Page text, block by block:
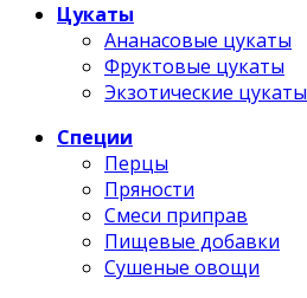
Цукаты
Ананасовые цукаты
Фруктовые цукаты
Экзотические цукаты
Специи
Перцы
Пряности
Смеси приправ
Пищевые добавки
Сушеные овощи